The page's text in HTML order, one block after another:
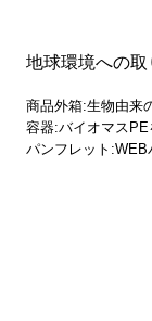
地球環境への取
商品外箱:生物由来
容器:バイオマスPE
パンフレット:WEB